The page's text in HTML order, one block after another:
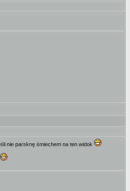
nie parsknę śmiechem na ten widok